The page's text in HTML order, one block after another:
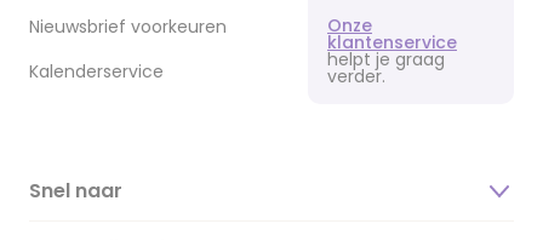
Nieuwsbrief voorkeuren
Kalenderservice
Onze
klantenservice
helpt je graag
verder.
Snel naar